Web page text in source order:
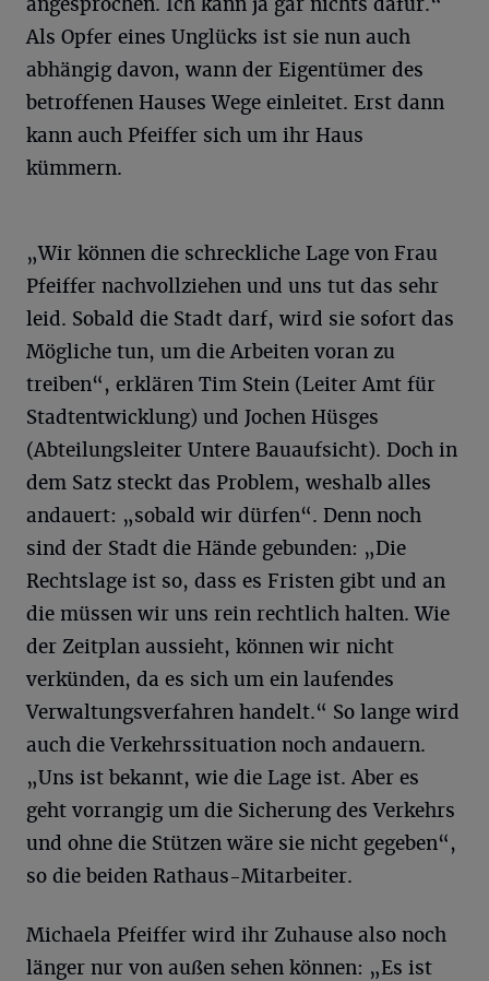
Als Opfer eines Unglücks ist sie nun auch
abhängig davon, wann der Eigentümer des
betroffenen Hauses Wege einleitet. Erst dann
kann auch Pfeiffer sich um ihr Haus
kümmern.
„Wir können die schreckliche Lage von Frau
Pfeiffer nachvollziehen und uns tut das sehr
leid. Sobald die Stadt darf, wird sie sofort das
Mögliche tun, um die Arbeiten voran zu
treiben“, erklären Tim Stein (Leiter Amt für
Stadtentwicklung) und Jochen Hüsges
(Abteilungsleiter Untere Bauaufsicht). Doch in
dem Satz steckt das Problem, weshalb alles
andauert: „sobald wir dürfen“. Denn noch
sind der Stadt die Hände gebunden: „Die
Rechtslage ist so, dass es Fristen gibt und an
die müssen wir uns rein rechtlich halten. Wie
der Zeitplan aussieht, können wir nicht
verkünden, da es sich um ein laufendes
Verwaltungsverfahren handelt.“ So lange wird
auch die Verkehrssituation noch andauern.
„Uns ist bekannt, wie die Lage ist. Aber es
geht vorrangig um die Sicherung des Verkehrs
und ohne die Stützen wäre sie nicht gegeben“,
so die beiden Rathaus-Mitarbeiter.
Michaela Pfeiffer wird ihr Zuhause also noch
länger nur von außen sehen können: „Es ist